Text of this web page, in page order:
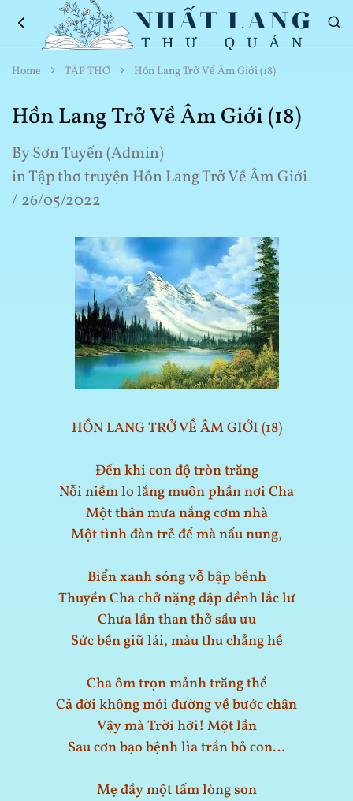
Nhất
Lang
Quán
Thơ
Hay
Cuộc
Sống
Home TẬP THƠ Hồn Lang Trở Về Âm Giới (18)
Hồn Lang Trở Về Âm Giới (18)
BySơn Tuyến (Admin)
inTập thơ truyện Hồn Lang Trở Về Âm Giới
26/05/2022
HỒN LANG TRỞ VỀ ÂM GIỚI (18)
Đến khi con độ tròn trăng
Nỗi niềm lo lắng muôn phần nơi Cha
Một thân mưa nắng cơm nhà
Một tình đàn trẻ để mà nấu nung,
Biển xanh sóng vỗ bập bềnh
Thuyền Cha chở nặng dập dềnh lắc lư
Chưa lần than thở sầu ưu
Sức bền giữ lái, màu thu chẳng hề
Cha ôm trọn mảnh trăng thề
Cả đời không mỏi đường về bước chân
Vậy mà Trời hỡi! Một lần
Sau cơn bạo bệnh lìa trần bỏ con…
Mẹ đầy một tấm lòng son